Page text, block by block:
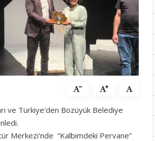
ve Türkiye'den Bozüyük Belediye
Merkezi'nde “Kalbimdeki Pervane”